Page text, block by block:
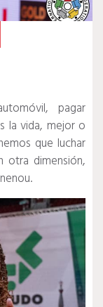
pagar
la vida, mejor o
que luchar
otra dimensión,